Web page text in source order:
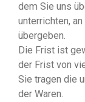
dem Sie uns
unterrichten,
übergeben.
Die Frist ist
der Frist von
Sie tragen die
der Waren.